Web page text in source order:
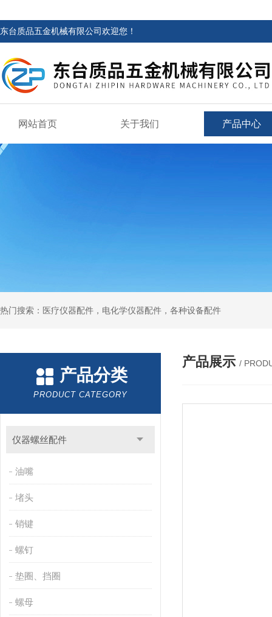
东台质品五金机械有限公司欢迎您！
网站首页 关于我们 产品中心
热门搜索：医疗仪器配件，电化学仪器配件，各种设备配件
产品分类
PRODUCT CATEGORY
仪器螺丝配件
油嘴
堵头
销键
螺钉
垫圈、挡圈
螺母
产品展示 /